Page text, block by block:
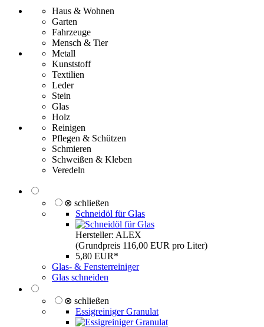
Haus & Wohnen
Garten
Fahrzeuge
Mensch & Tier
Metall
Kunststoff
Textilien
Leder
Stein
Glas
Holz
Reinigen
Pflegen & Schützen
Schmieren
Schweißen & Kleben
Veredeln
⊗ schließen
Schneidöl für Glas
Hersteller: ALEX
(Grundpreis 116,00 EUR pro Liter)
5,80 EUR*
Glas- & Fensterreiniger
Glas schneiden
⊗ schließen
Essigreiniger Granulat